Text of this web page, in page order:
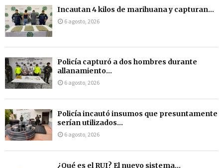
Incautan 4 kilos de marihuana y capturan...
6 agosto, 2026
Policía capturó a dos hombres durante
allanamiento...
6 agosto, 2026
Policía incautó insumos que presuntamente
serían utilizados...
6 agosto, 2026
¿Qué es el RUI? El nuevo sistema...